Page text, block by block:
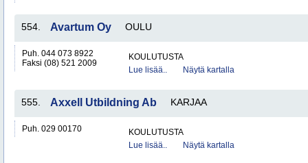
554. Avartum Oy OULU
Puh. 044 073 8922
Faksi (08) 521 2009
KOULUTUSTA
Lue lisää..
Näytä kartalla
555. Axxell Utbildning Ab KARJAA
Puh. 029 00170
KOULUTUSTA
Lue lisää..
Näytä kartalla